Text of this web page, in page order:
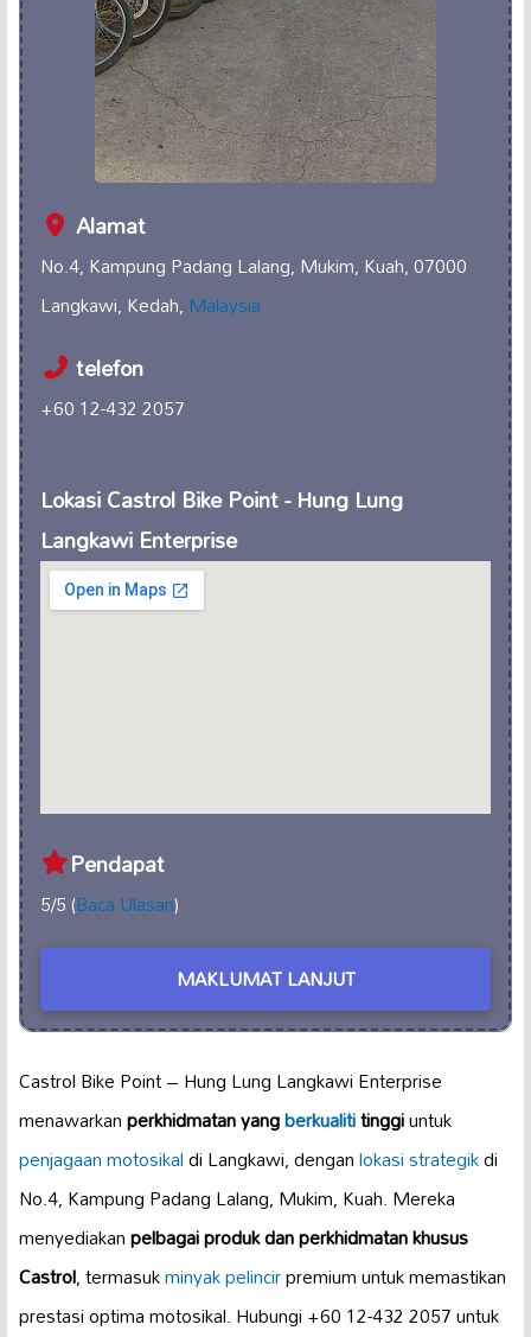
Alamat
No.4, Kampung Padang Lalang, Mukim, Kuah, 07000
Langkawi, Kedah,Malaysia
telefon
+60 12-432 2057
Lokasi Castrol Bike Point - Hung Lung
Langkawi Enterprise
Pendapat
5/5 (Baca Ulasan)
MAKLUMAT LANJUT
Castrol Bike Point – Hung Lung Langkawi Enterprise
menawarkanperkhidmatan yangberkualititinggiuntuk
penjagaan motosikaldi Langkawi, denganlokasi strategikdi
No.4, Kampung Padang Lalang, Mukim, Kuah. Mereka
menyediakanpelbagai produk dan perkhidmatan khusus
Castrol, termasukminyak pelincirpremium untuk memastikan
prestasi optima motosikal. Hubungi +60 12-432 2057 untuk